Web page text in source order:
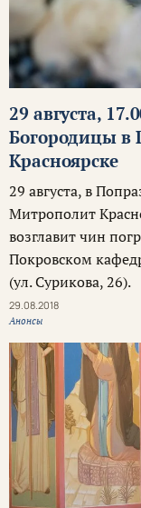
29 августа,
Богородицы в
Красноярске
29 августа, в
Митрополит
возглавит чин
Покровском
(ул. Сурикова, 26).
29.08.2018
Анонсы